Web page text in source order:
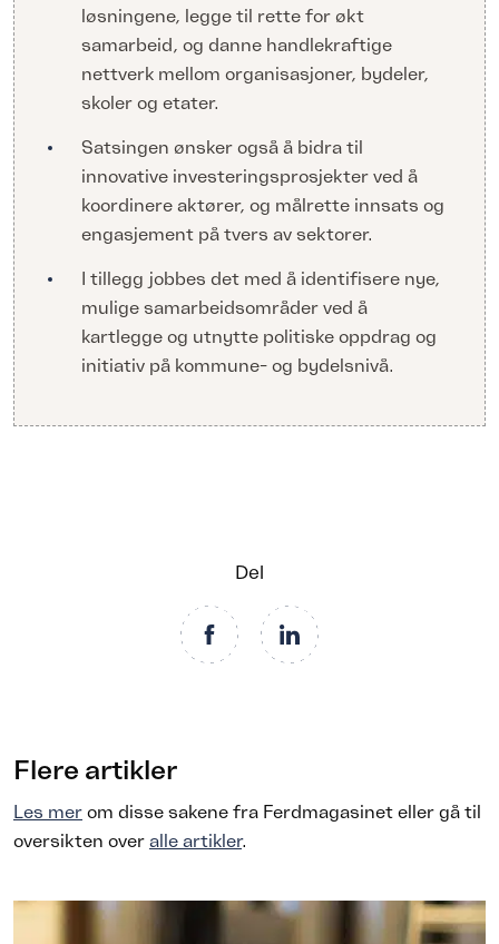
løsningene, legge til rette for økt
samarbeid, og danne handlekraftige
nettverk mellom organisasjoner, bydeler,
skoler og etater.
Satsingen ønsker også å bidra til
innovative investeringsprosjekter ved å
koordinere aktører, og målrette innsats og
engasjement på tvers av sektorer.
I tillegg jobbes det med å identifisere nye,
mulige samarbeidsområder ved å
kartlegge og utnytte politiske oppdrag og
initiativ på kommune- og bydelsnivå.
Del
Flere artikler
Les mer om disse sakene fra Ferdmagasinet eller gå til
oversikten over alle artikler.